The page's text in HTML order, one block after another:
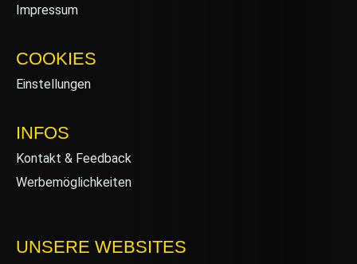
Impressum
COOKIES
Einstellungen
INFOS
Kontakt & Feedback
Werbemöglichkeiten
UNSERE WEBSITES